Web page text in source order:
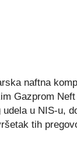
naftna
Gazprom
u NIS-u,
tih